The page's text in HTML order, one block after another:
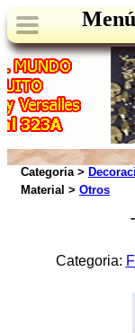
Menú
Categoria >
Material > Otros
Categoria: